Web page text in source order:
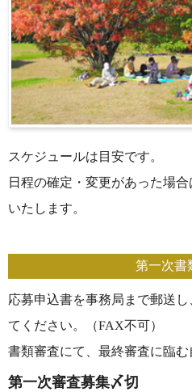
スケジュールは目安です。
日程の確定・変更があった場
いたします。
第一次書
応募申込書を事務局まで郵送
てください。（FAX不可）
書類審査にて、最終審査に臨む
第一次審査募集〆切